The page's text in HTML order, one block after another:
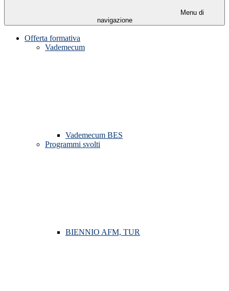
Menu di
navigazione
Offerta formativa
Vademecum
Vademecum BES
Programmi svolti
BIENNIO AFM, TUR